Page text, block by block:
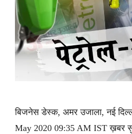
बिजनेस डेस्क, अमर उजाला, नई
May 2020 09:35 AM IST ख़बर